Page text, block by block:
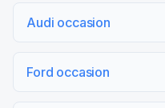
Audi occasion
Ford occasion